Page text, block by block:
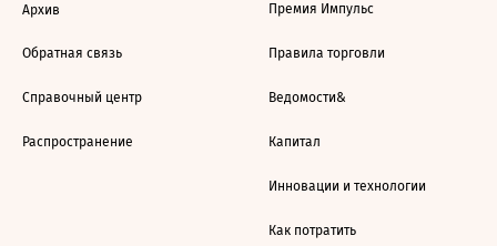
Архив
Обратная связь
Справочный центр
Распространение
Премия Импульс
Правила торговли
Ведомости&
Капитал
Инновации и технологии
Как потратить